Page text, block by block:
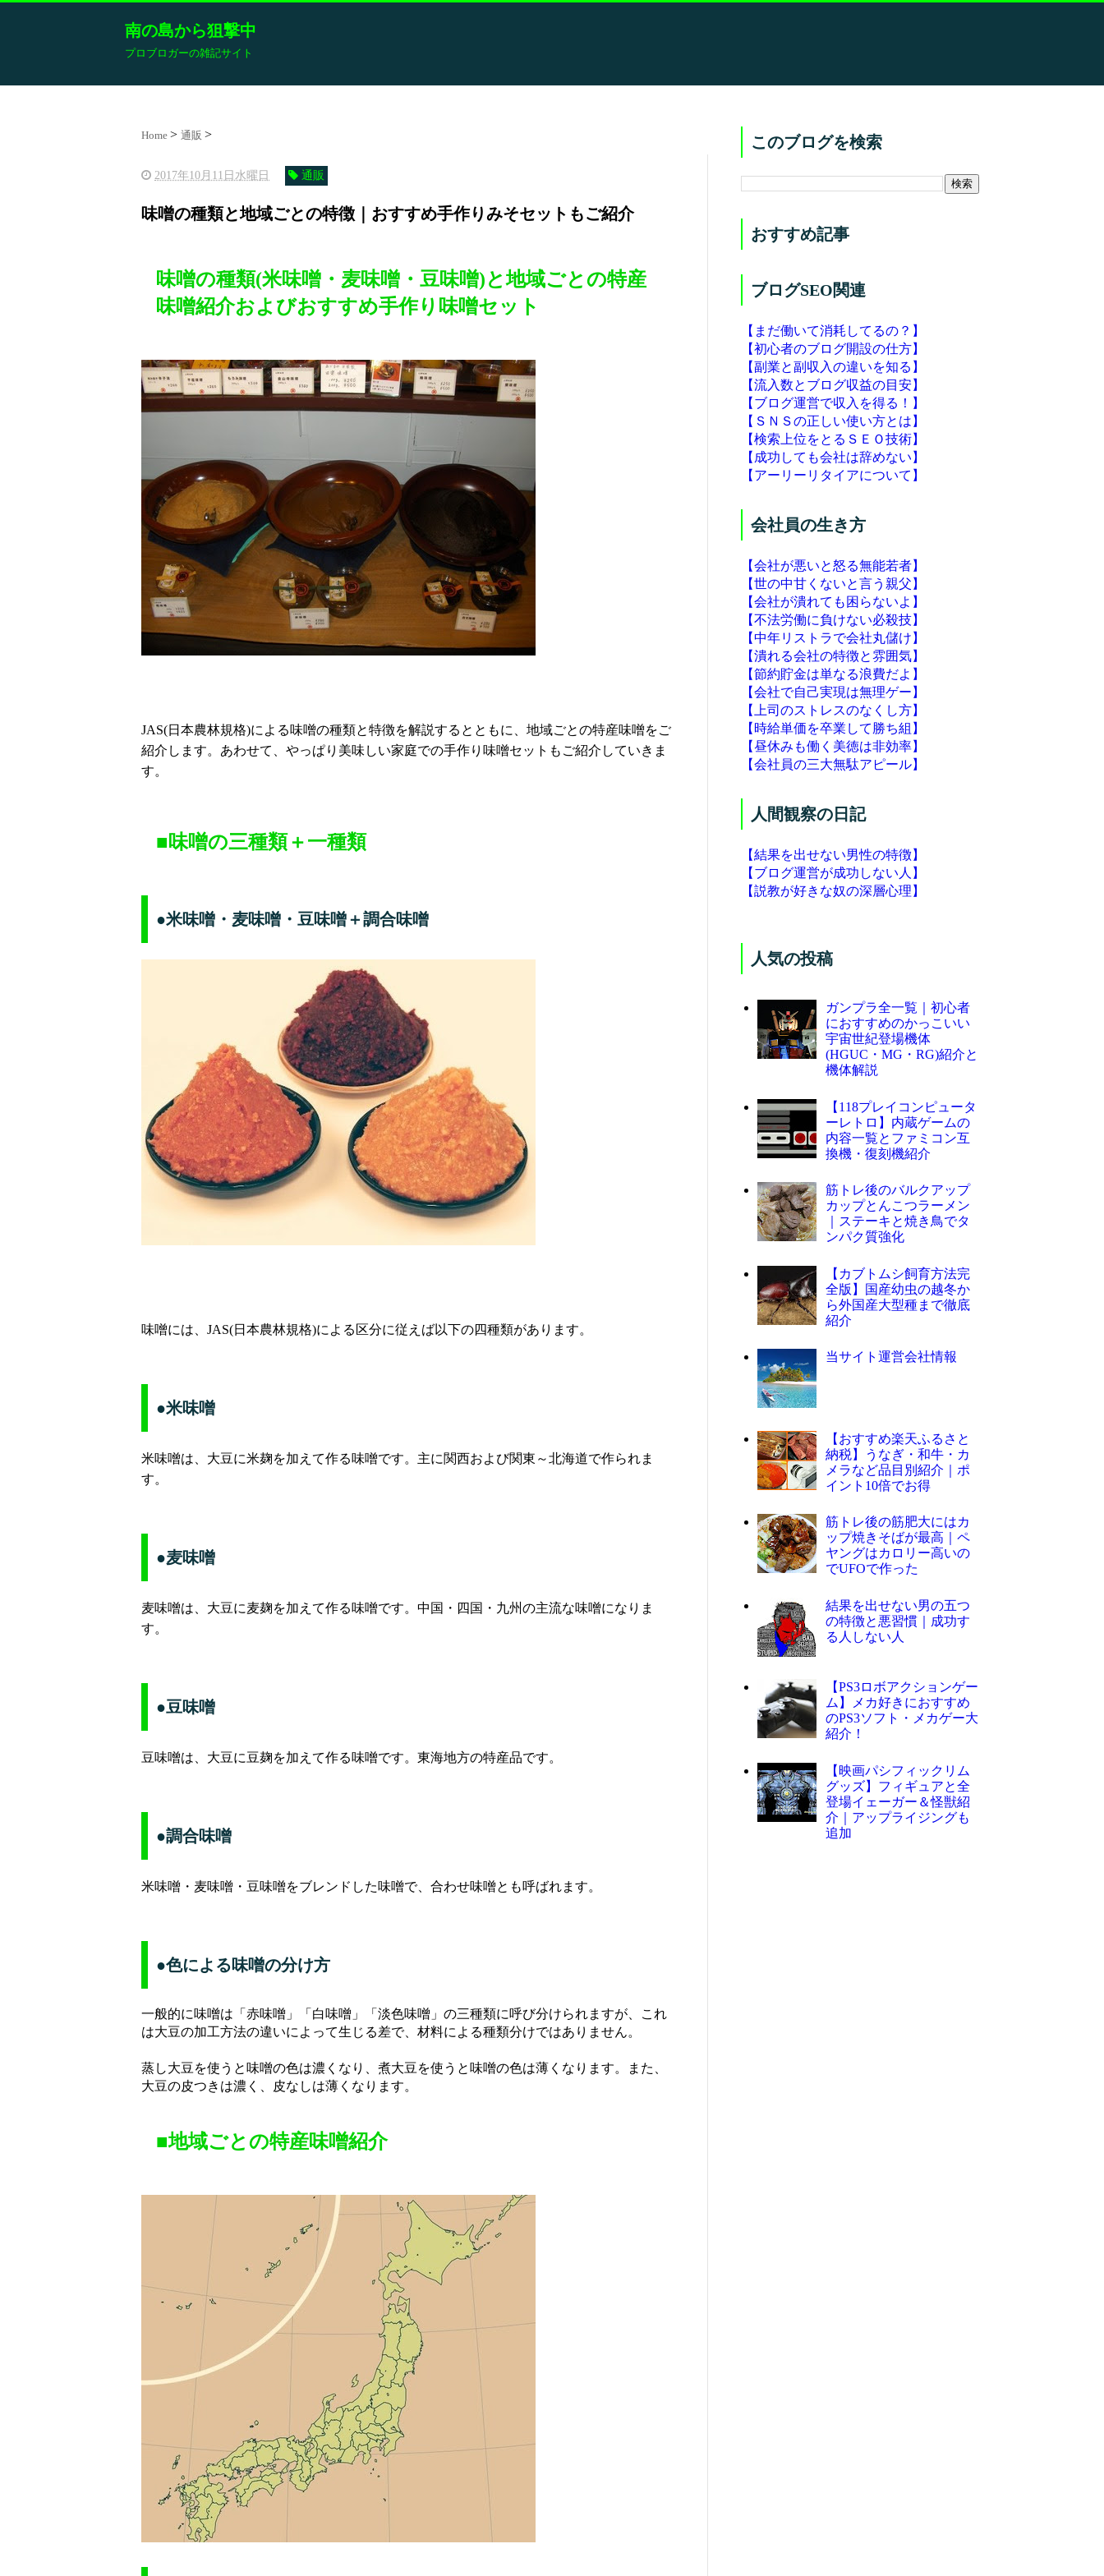
南の島から狙撃中
プロブロガーの雑記サイト
Home 通販
2017年10月11日水曜日 通販
味噌の種類と地域ごとの特徴｜おすすめ手作りみそセットもご紹介
味噌の種類(米味噌・麦味噌・豆味噌)と地域ごとの特産
味噌紹介およびおすすめ手作り味噌セット
JAS(日本農林規格)による味噌の種類と特徴を解説するとともに、地域ごとの特産味噌をご
紹介します。あわせて、やっぱり美味しい家庭での手作り味噌セットもご紹介していきま
す。
■味噌の三種類＋一種類
●米味噌・麦味噌・豆味噌＋調合味噌
味噌には、JAS(日本農林規格)による区分に従えば以下の四種類があります。
●米味噌
米味噌は、大豆に米麹を加えて作る味噌です。主に関西および関東～北海道で作られま
す。
●麦味噌
麦味噌は、大豆に麦麹を加えて作る味噌です。中国・四国・九州の主流な味噌になりま
す。
●豆味噌
豆味噌は、大豆に豆麹を加えて作る味噌です。東海地方の特産品です。
●調合味噌
米味噌・麦味噌・豆味噌をブレンドした味噌で、合わせ味噌とも呼ばれます。
●色による味噌の分け方
一般的に味噌は「赤味噌」「白味噌」「淡色味噌」の三種類に呼び分けられますが、これ
は大豆の加工方法の違いによって生じる差で、材料による種類分けではありません。
蒸し大豆を使うと味噌の色は濃くなり、煮大豆を使うと味噌の色は薄くなります。また、
大豆の皮つきは濃く、皮なしは薄くなります。
■地域ごとの特産味噌紹介
このブログを検索
おすすめ記事
ブログSEO関連
【まだ働いて消耗してるの？】
【初心者のブログ開設の仕方】
【副業と副収入の違いを知る】
【流入数とブログ収益の目安】
【ブログ運営で収入を得る！】
【ＳＮＳの正しい使い方とは】
【検索上位をとるＳＥＯ技術】
【成功しても会社は辞めない】
【アーリーリタイアについて】
会社員の生き方
【会社が悪いと怒る無能若者】
【世の中甘くないと言う親父】
【会社が潰れても困らないよ】
【不法労働に負けない必殺技】
【中年リストラで会社丸儲け】
【潰れる会社の特徴と雰囲気】
【節約貯金は単なる浪費だよ】
【会社で自己実現は無理ゲー】
【上司のストレスのなくし方】
【時給単価を卒業して勝ち組】
【昼休みも働く美徳は非効率】
【会社員の三大無駄アピール】
人間観察の日記
【結果を出せない男性の特徴】
【ブログ運営が成功しない人】
【説教が好きな奴の深層心理】
人気の投稿
ガンプラ全一覧｜初心者
におすすめのかっこいい
宇宙世紀登場機体
(HGUC・MG・RG)紹介と
機体解説
【118プレイコンピュータ
ーレトロ】内蔵ゲームの
内容一覧とファミコン互
換機・復刻機紹介
筋トレ後のバルクアップ
カップとんこつラーメン
｜ステーキと焼き鳥でタ
ンパク質強化
【カブトムシ飼育方法完
全版】国産幼虫の越冬か
ら外国産大型種まで徹底
紹介
当サイト運営会社情報
【おすすめ楽天ふるさと
納税】うなぎ・和牛・カ
メラなど品目別紹介｜ポ
イント10倍でお得
筋トレ後の筋肥大にはカ
ップ焼きそばが最高｜ペ
ヤングはカロリー高いの
でUFOで作った
結果を出せない男の五つ
の特徴と悪習慣｜成功す
る人しない人
【PS3ロボアクションゲー
ム】メカ好きにおすすめ
のPS3ソフト・メカゲー大
紹介！
【映画パシフィックリム
グッズ】フィギュアと全
登場イェーガー＆怪獣紹
介｜アップライジングも
追加